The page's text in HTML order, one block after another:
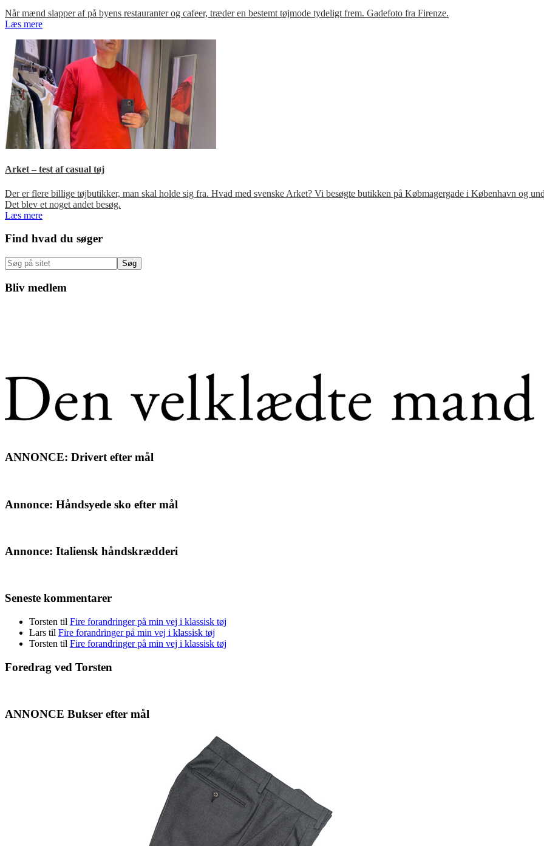
Når mænd slapper af på byens restauranter og cafeer, træder en bestemt tøjmode tydeligt frem. Gadefoto fra Firenze.
Læs mere
Arket – test af casual tøj
Der er flere billige tøjbutikker, man skal holde sig fra. Hvad med svenske Arket? Vi besøgte butikken på Købmagergade i København og
Det blev et noget andet besøg.
Læs mere
Primær
Sidebar
Find hvad du søger
Søg
på
sitet
Bliv medlem
ANNONCE: Drivert efter mål
Annonce: Håndsyede sko efter mål
Annonce: Italiensk håndskrædderi
Seneste kommentarer
Torsten til Fire forandringer på min vej i klassisk tøj
Lars til Fire forandringer på min vej i klassisk tøj
Torsten til Fire forandringer på min vej i klassisk tøj
Foredrag ved Torsten
ANNONCE Bukser efter mål